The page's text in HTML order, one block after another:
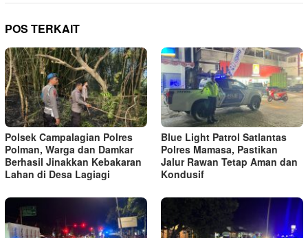
POS TERKAIT
Polsek Campalagian Polres
Polman, Warga dan Damkar
Berhasil Jinakkan Kebakaran
Lahan di Desa Lagiagi
Blue Light Patrol Satlantas
Polres Mamasa, Pastikan
Jalur Rawan Tetap Aman dan
Kondusif